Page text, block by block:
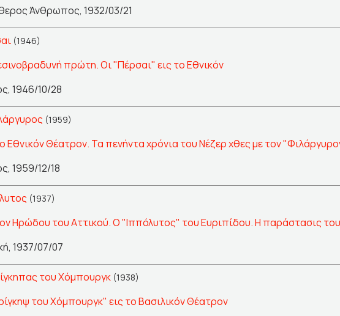
Άνθρωπος, 1932/03/21
(1946)
πρώτη. Οι "Πέρσαι" εις το Εθνικόν
1946/10/28
(1959)
Εθνικόν Θέατρον. Τα πενήντα χρόνια του Νέζερ χθες με τον
1959/12/18
(1937)
Ηρώδου του Αττικού. Ο "Ιππόλυτος" του Ευριπίδου. Η παράστασις
1937/07/07
του Χόμπουργκ (1938)
του Χόμπουργκ" εις το Βασιλικόν Θέατρον